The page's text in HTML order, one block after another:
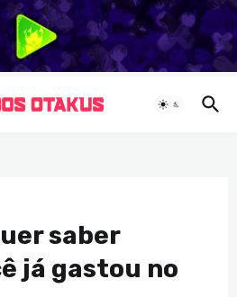
saber
já gastou no